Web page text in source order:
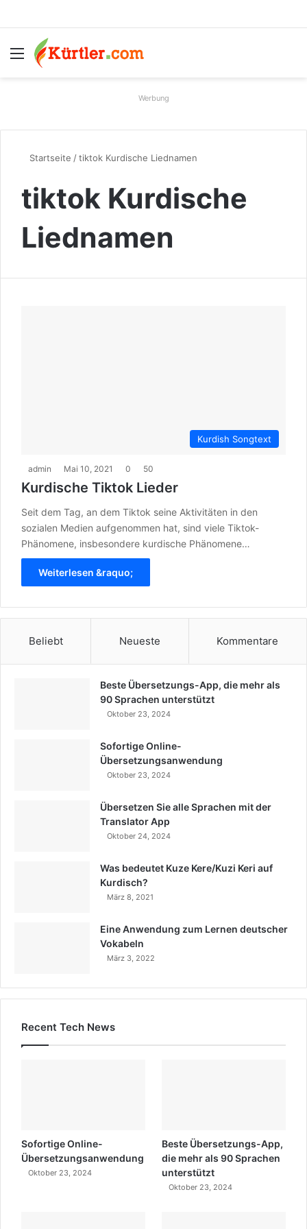
Menü
Werbung
Startseite /tiktok Kurdische Liednamen
tiktok Kurdische
Liednamen
Kurdish Songtext
admin Mai 10, 2021 0 50
Kurdische Tiktok Lieder
Seit dem Tag, an dem Tiktok seine Aktivitäten in den
sozialen Medien aufgenommen hat, sind viele Tiktok-
Phänomene, insbesondere kurdische Phänomene…
Weiterlesen &raquo;
Beliebt Neueste Kommentare
Beste Übersetzungs-App, die mehr als
90 Sprachen unterstützt
Oktober 23, 2024
Sofortige Online-
Übersetzungsanwendung
Oktober 23, 2024
Übersetzen Sie alle Sprachen mit der
Translator App
Oktober 24, 2024
Was bedeutet Kuze Kere/Kuzi Keri auf
Kurdisch?
März 8, 2021
Eine Anwendung zum Lernen deutscher
Vokabeln
März 3, 2022
Recent Tech News
Sofortige Online-
Übersetzungsanwendung
Oktober 23, 2024
Beste Übersetzungs-App,
die mehr als 90 Sprachen
unterstützt
Oktober 23, 2024